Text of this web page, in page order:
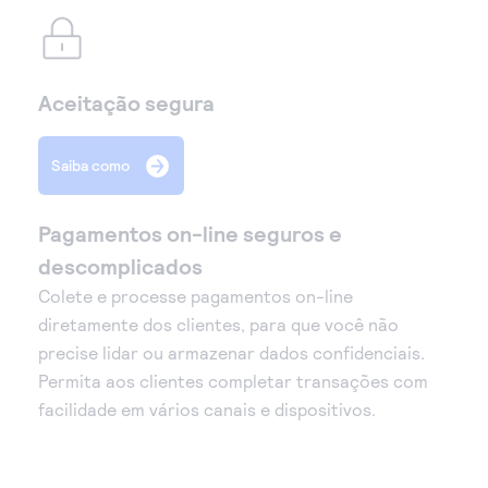
Aceitação segura
Saiba como
Pagamentos on-line seguros e
descomplicados
Colete e processe pagamentos on-line
diretamente dos clientes, para que você não
precise lidar ou armazenar dados confidenciais.
Permita aos clientes completar transações com
facilidade em vários canais e dispositivos.